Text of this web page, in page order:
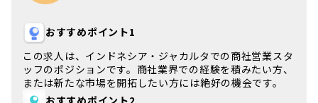
おすすめポイント1
この求人は、 インドネシア・ジャカルタ での商社営業スタ
ッフのポジションです。商社業界での経験を積みたい方、
または新たな市場を開拓したい方には絶好の機会です。
おすすめポイント2